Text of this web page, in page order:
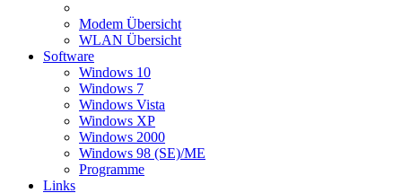
Modem Übersicht
WLAN Übersicht
Software
Windows 10
Windows 7
Windows Vista
Windows XP
Windows 2000
Windows 98 (SE)/ME
Programme
Links